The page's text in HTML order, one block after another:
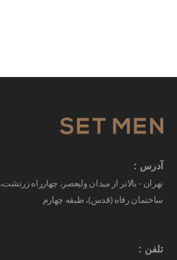
آدرس :
تهران - بالاتر از میدان ولیعصر، چهارراه زرتشت،
ساختمان رفاه (قدس)، طبقه چهارم
تلفن :